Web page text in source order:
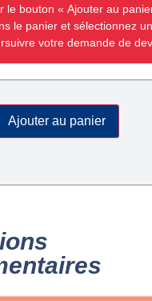
le bouton « Ajouter au
le panier et sélectionnez
votre demande de
Ajouter au panier